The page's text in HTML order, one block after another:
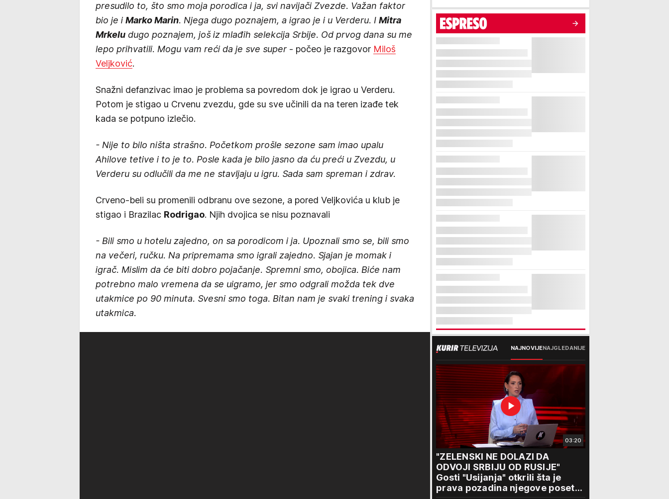
presudilo to, što smo moja porodica i ja, svi navijači Zvezde. Važan faktor
bio je i Marko Marin. Njega dugo poznajem, a igrao je i u Verderu. I Mitra
Mrkelu dugo poznajem, još iz mlađih selekcija Srbije. Od prvog dana su me
lepo prihvatili. Mogu vam reći da je sve super - počeo je razgovor Miloš
Veljković.
Snažni defanzivac imao je problema sa povredom dok je igrao u Verderu.
Potom je stigao u Crvenu zvezdu, gde su sve učinili da na teren izađe tek
kada se potpuno izlečio.
- Nije to bilo ništa strašno. Početkom prošle sezone sam imao upalu
Ahilove tetive i to je to. Posle kada je bilo jasno da ću preći u Zvezdu, u
Verderu su odlučili da me ne stavljaju u igru. Sada sam spreman i zdrav.
Crveno-beli su promenili odbranu ove sezone, a pored Veljkovića u klub je
stigao i Brazilac Rodrigao. Njih dvojica se nisu poznavali
- Bili smo u hotelu zajedno, on sa porodicom i ja. Upoznali smo se, bili smo
na večeri, ručku. Na pripremama smo igrali zajedno. Sjajan je momak i
igrač. Mislim da će biti dobro pojačanje. Spremni smo, obojica. Biće nam
potrebno malo vremena da se uigramo, jer smo odgrali možda tek dve
utakmice po 90 minuta. Svesni smo toga. Bitan nam je svaki trening i svaka
utakmica.
NAJNOVIJENAJGLEDANIJE
03:20
"ZELENSKI NE DOLAZI DA
ODVOJI SRBIJU OD RUSIJE"
Gosti "Usijanja" otkrili šta je
prava pozadina njegove posete